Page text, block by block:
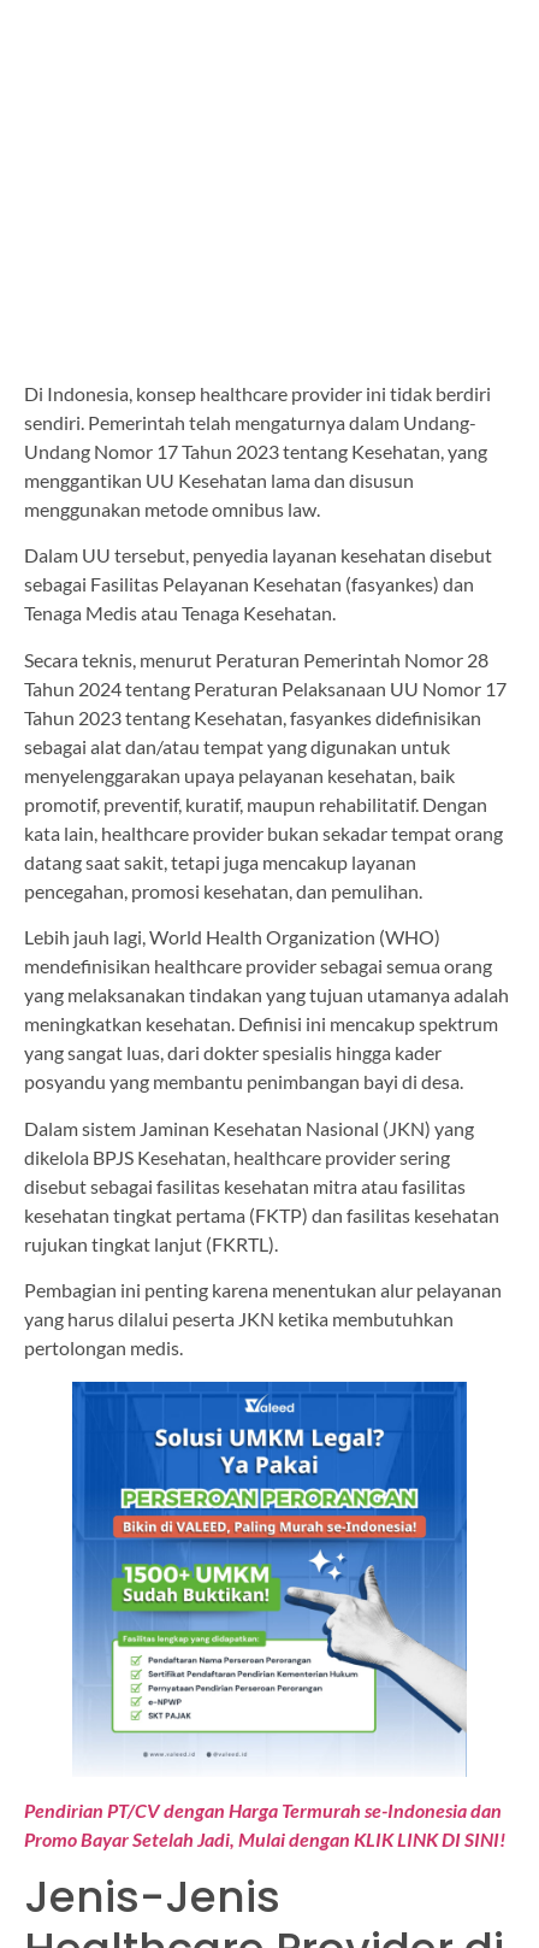
Di Indonesia, konsep healthcare provider ini tidak berdiri
sendiri. Pemerintah telah mengaturnya dalam Undang-
Undang Nomor 17 Tahun 2023 tentang Kesehatan, yang
menggantikan UU Kesehatan lama dan disusun
menggunakan metode omnibus law.
Dalam UU tersebut, penyedia layanan kesehatan disebut
sebagai Fasilitas Pelayanan Kesehatan (fasyankes) dan
Tenaga Medis atau Tenaga Kesehatan.
Secara teknis, menurut Peraturan Pemerintah Nomor 28
Tahun 2024 tentang Peraturan Pelaksanaan UU Nomor 17
Tahun 2023 tentang Kesehatan, fasyankes didefinisikan
sebagai alat dan/atau tempat yang digunakan untuk
menyelenggarakan upaya pelayanan kesehatan, baik
promotif, preventif, kuratif, maupun rehabilitatif. Dengan
kata lain, healthcare provider bukan sekadar tempat orang
datang saat sakit, tetapi juga mencakup layanan
pencegahan, promosi kesehatan, dan pemulihan.
Lebih jauh lagi, World Health Organization (WHO)
mendefinisikan healthcare provider sebagai semua orang
yang melaksanakan tindakan yang tujuan utamanya adalah
meningkatkan kesehatan. Definisi ini mencakup spektrum
yang sangat luas, dari dokter spesialis hingga kader
posyandu yang membantu penimbangan bayi di desa.
Dalam sistem Jaminan Kesehatan Nasional (JKN) yang
dikelola BPJS Kesehatan, healthcare provider sering
disebut sebagai fasilitas kesehatan mitra atau fasilitas
kesehatan tingkat pertama (FKTP) dan fasilitas kesehatan
rujukan tingkat lanjut (FKRTL).
Pembagian ini penting karena menentukan alur pelayanan
yang harus dilalui peserta JKN ketika membutuhkan
pertolongan medis.
Pendirian PT/CV dengan Harga Termurah se-Indonesia dan
Promo Bayar Setelah Jadi, Mulai dengan KLIK LINK DI SINI!
Jenis-Jenis